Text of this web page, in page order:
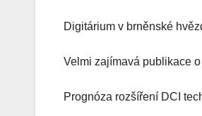
Digitárium v brněnské
Velmi zajímavá publikace
Prognóza rozšíření DCI